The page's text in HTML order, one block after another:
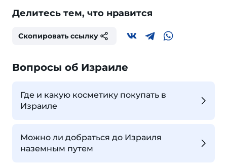
Делитесь тем, что нравится
Скопировать ссылку
Вопросы об Израиле
Где и какую косметику покупать в
Израиле
Можно ли добраться до Израиля
наземным путем